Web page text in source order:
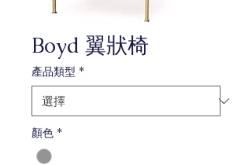
Boyd 翼狀椅
產品類型 *
顏色 *